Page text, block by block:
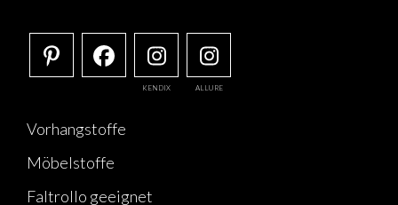
KENDIX ALLURE
Vorhangstoffe
Möbelstoffe
Faltrollo geeignet